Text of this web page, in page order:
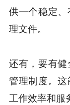
供一个稳定
理文件。
还有，要有
管理制度。
工作效率和服